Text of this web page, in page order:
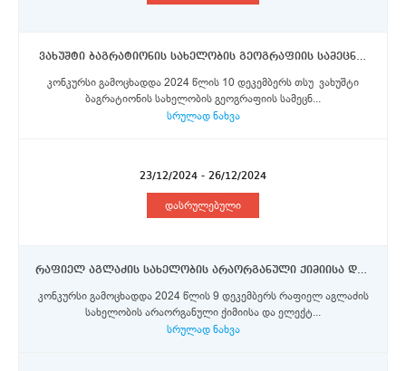
ვახუშტი ბაგრატიონის სახელობის გეოგრაფიის სამეცნიერო-კვლევითი ინსტიტუტი - უფროსი მეცნიერ თანამშრომლები, მეცნიერი თანამშრომელი
კონკურსი გამოცხადდა 2024 წლის 10 დეკემბერს თსუ ვახუშტი
ბაგრატიონის სახელობის გეოგრაფიის სამეცნ...
სრულად ნახვა
23/12/2024 - 26/12/2024
დასრულებული
რაფიელ აგლაძის სახელობის არაორგანული ქიმიისა და ელექტროქიმიის ინსტიტუტი - სამეცნიერო სტრუქტურული ერთეულების ხელმძღვანელები
კონკურსი გამოცხადდა 2024 წლის 9 დეკემბერს რაფიელ აგლაძის
სახელობის არაორგანული ქიმიისა და ელექტ...
სრულად ნახვა